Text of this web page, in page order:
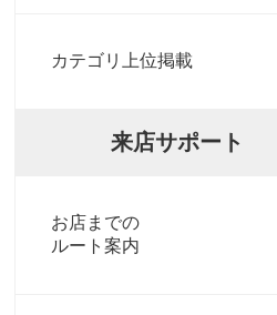
カテゴリ上位掲載
来店サポート
お店までの
ルート案内